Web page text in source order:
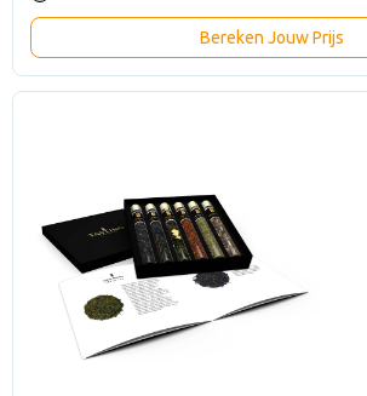
Bereken Jouw Prijs